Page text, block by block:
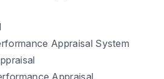
Appraisal System
Appraisal